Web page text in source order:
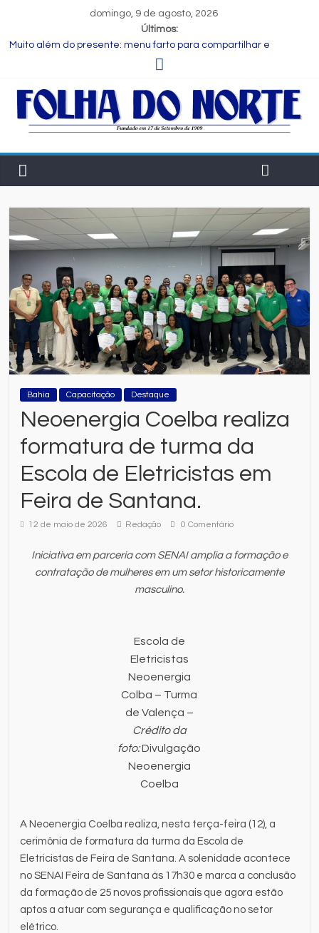
domingo, 9 de agosto, 2026
Últimos:
Muito além do presente: menu farto para compartilhar e
cérebro masculino
Central de Eleições da Rede Bahia inicia nova rodada de
entrevistas com os candidatos ao Governo do Estado
em quatro praças.
visita às obras de modernização da UPB e destacam união do
Bahia Capacitação Destaque
Neoenergia Coelba realiza
formatura de turma da
Escola de Eletricistas em
Feira de Santana.
12 de maio de 2026 Redação 0 Comentário
Iniciativa em parceria com SENAI amplia a formação e
contratação de mulheres em um setor historicamente
masculino.
Escola de
Eletricistas
Neoenergia
Colba – Turma
de Valença –
Crédito da
foto:Divulgação
Neoenergia
Coelba
A Neoenergia Coelba realiza, nesta terça-feira (12), a
cerimônia de formatura da turma da Escola de
Eletricistas de Feira de Santana. A solenidade acontece
no SENAI Feira de Santana às 17h30 e marca a conclusão
da formação de 25 novos profissionais que agora estão
aptos a atuar com segurança e qualificação no setor
elétrico.